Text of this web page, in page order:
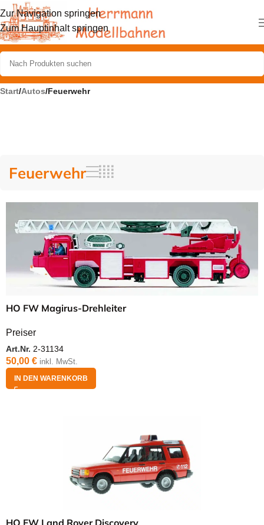
Zur Navigation springen
Zum Hauptinhalt springen
Start/Autos/Feuerwehr
Feuerwehr
HO FW Magirus-Drehleiter
Preiser
Art.Nr. 2-31134
50,00 € inkl. MwSt.
IN DEN WARENKORB